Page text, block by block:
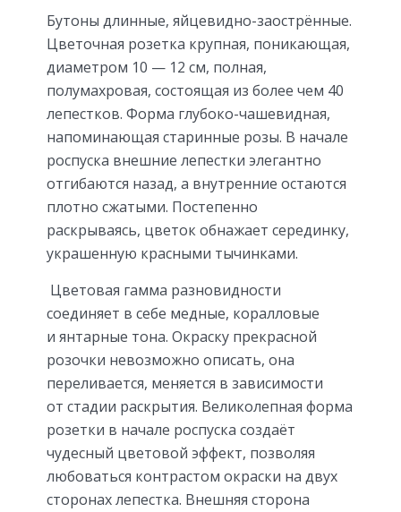
Бутоны длинные, яйцевидно-заострённые.
Цветочная розетка крупная, поникающая,
диаметром 10 — 12 см, полная,
полумахровая, состоящая из более чем 40
лепестков. Форма глубоко-чашевидная,
напоминающая старинные розы. В начале
роспуска внешние лепестки элегантно
отгибаются назад, а внутренние остаются
плотно сжатыми. Постепенно
раскрываясь, цветок обнажает серединку,
украшенную красными тычинками.
Цветовая гамма разновидности
соединяет в себе медные, коралловые
и янтарные тона. Окраску прекрасной
розочки невозможно описать, она
переливается, меняется в зависимости
от стадии раскрытия. Великолепная форма
розетки в начале роспуска создаёт
чудесный цветовой эффект, позволяя
любоваться контрастом окраски на двух
сторонах лепестка. Внешняя сторона